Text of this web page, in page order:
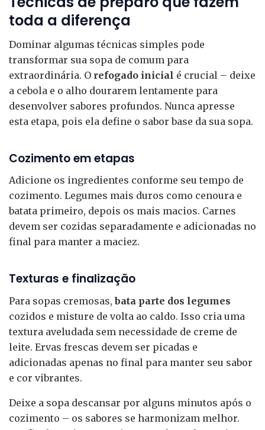
toda a diferença
Dominar algumas técnicas simples pode
transformar sua sopa de comum para
extraordinária. O refogado inicial é crucial – deixe
a cebola e o alho dourarem lentamente para
desenvolver sabores profundos. Nunca apresse
esta etapa, pois ela define o sabor base da sua sopa.
Cozimento em etapas
Adicione os ingredientes conforme seu tempo de
cozimento. Legumes mais duros como cenoura e
batata primeiro, depois os mais macios. Carnes
devem ser cozidas separadamente e adicionadas no
final para manter a maciez.
Texturas e finalização
Para sopas cremosas,bata parte dos legumes
cozidos e misture de volta ao caldo. Isso cria uma
textura aveludada sem necessidade de creme de
leite. Ervas frescas devem ser picadas e
adicionadas apenas no final para manter seu sabor
e cor vibrantes.
Deixe a sopa descansar por alguns minutos após o
cozimento – os sabores se harmonizam melhor.